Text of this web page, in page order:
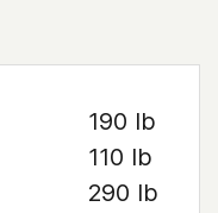
190 lb
110 lb
290 lb